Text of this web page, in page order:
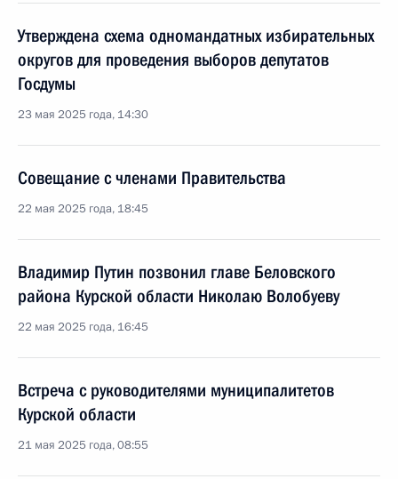
Утверждена схема одномандатных избирательных
округов для проведения выборов депутатов
Госдумы
23 мая 2025 года, 14:30
Совещание с членами Правительства
22 мая 2025 года, 18:45
Владимир Путин позвонил главе Беловского
района Курской области Николаю Волобуеву
22 мая 2025 года, 16:45
Встреча с руководителями муниципалитетов
Курской области
21 мая 2025 года, 08:55